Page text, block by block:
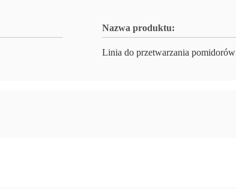
Nazwa produktu:
Linia do przetwarzania pomidorów